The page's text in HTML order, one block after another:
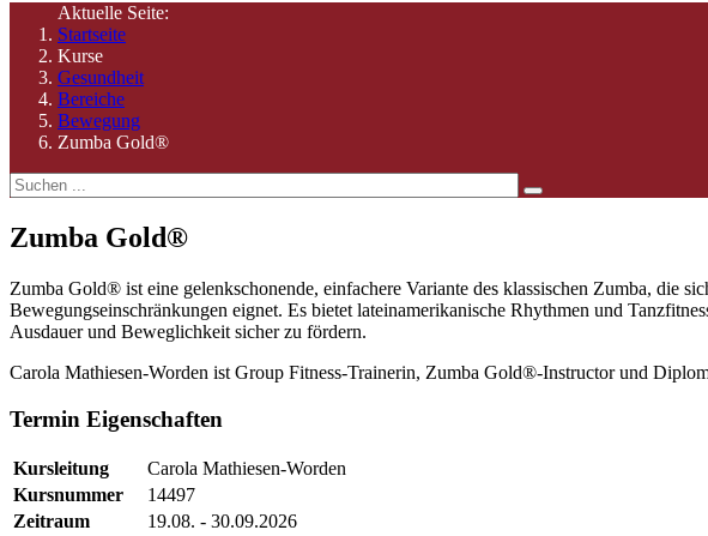
Aktuelle Seite:
Startseite
Kurse
Gesundheit
Bereiche
Bewegung
Zumba Gold®
Zumba Gold®
Zumba Gold® ist eine gelenkschonende, einfachere Variante des klassischen Zumba, die
Bewegungseinschränkungen eignet. Es bietet lateinamerikanische Rhythmen und
Ausdauer und Beweglichkeit sicher zu fördern.
Carola Mathiesen-Worden ist Group Fitness-Trainerin, Zumba Gold®-Instructor und
Termin Eigenschaften
Kursleitung
Carola Mathiesen-Worden
Kursnummer
14497
Zeitraum
19.08. - 30.09.2026